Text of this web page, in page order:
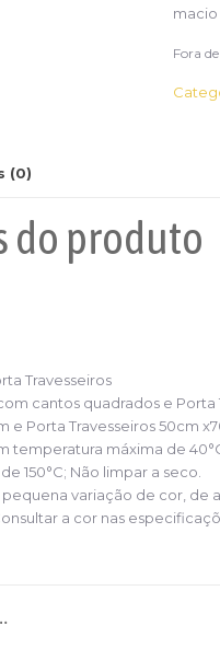
Fora
(0)
do produto
Travesseiros
cantos quadrados e Porta
e Porta Travesseiros 50cm
temperatura máxima de
150°C; Não limpar a seco.
pequena variação de cor,
a cor nas